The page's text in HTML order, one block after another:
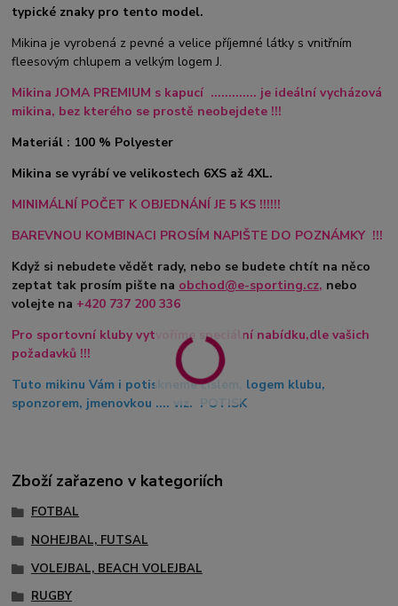
typické znaky pro tento model.
Mikina je vyrobená z pevné a velice příjemné látky s vnitřním
fleesovým chlupem a velkým logem J.
Mikina JOMA PREMIUM s kapucí ............. je ideální vycházová
mikina, bez kterého se prostě neobejdete !!!
Materiál : 100 % Polyester
Mikina se vyrábí ve velikostech 6XS až 4XL.
MINIMÁLNÍ POČET K OBJEDNÁNÍ JE 5 KS !!!!!!
BAREVNOU KOMBINACI PROSÍM NAPIŠTE DO POZNÁMKY !!!
Když si nebudete vědět rady, nebo se budete chtít na něco
zeptat tak prosím pište na obchod@e-sporting.cz, nebo
volejte na +420 737 200 336
Pro sportovní kluby vytvoříme speciální nabídku,dle vašich
požadavků !!!
Tuto mikinu Vám i potiskneme číslem, logem klubu,
sponzorem, jmenovkou .... viz. POTISK
Zboží zařazeno v kategoriích
FOTBAL
NOHEJBAL, FUTSAL
VOLEJBAL, BEACH VOLEJBAL
RUGBY